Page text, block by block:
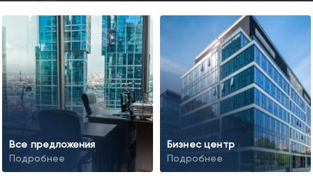
Все предложения
Подробнее
Бизнес центр
Подробнее